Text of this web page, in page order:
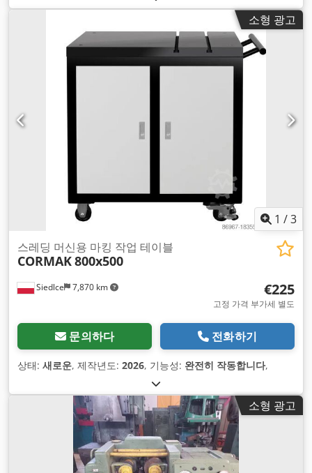
소형 광고
1 /3
Siedlce 7,870 km
스레딩 머신용 마킹 작업 테이블
CORMAK800x500
€225
고정 가격 부가세 별도
문의하다 전화하기
상태: 새로운, 제작년도: 2026, 기능성: 완전히 작동합니다,
소형 광고